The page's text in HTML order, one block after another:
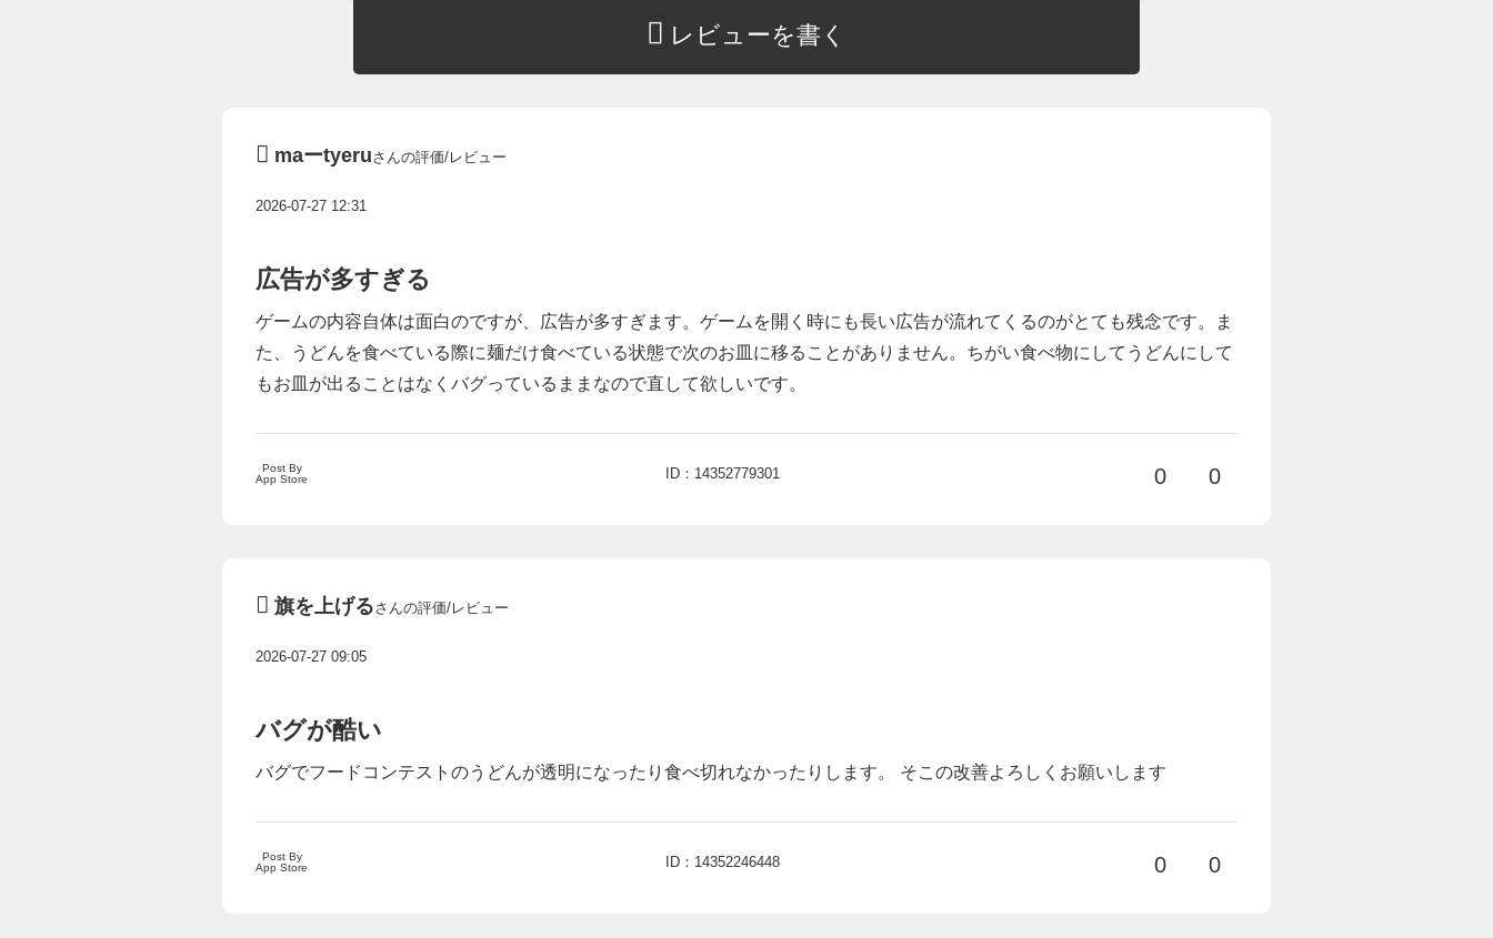
レビューを書く
maーtyeruさんの評価/レビュー
2026-07-27 12:31
広告が多すぎる
ゲームの内容自体は面白のですが、広告が多すぎます。ゲームを開く時にも長い広告が流れてくるのがとても残念です。ま
た、うどんを食べている際に麺だけ食べている状態で次のお皿に移ることがありません。ちがい食べ物にしてうどんにして
もお皿が出ることはなくバグっているままなので直して欲しいです。
Post By
App Store
ID：14352779301 0 0
旗を上げるさんの評価/レビュー
2026-07-27 09:05
バグが酷い
バグでフードコンテストのうどんが透明になったり食べ切れなかったりします。 そこの改善よろしくお願いします
Post By
App Store
ID：14352246448 0 0